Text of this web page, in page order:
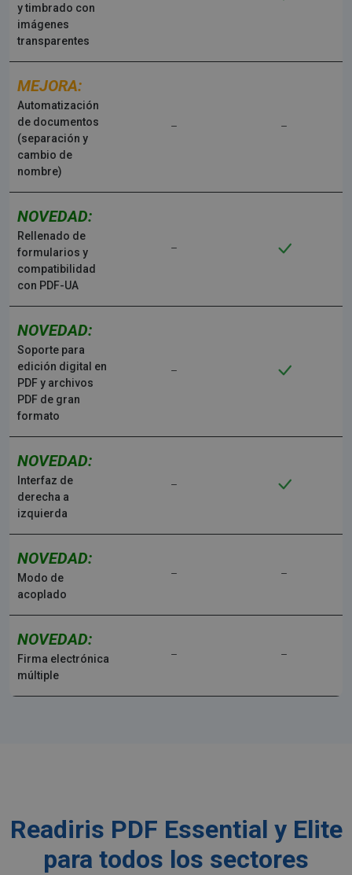
y timbrado con
imágenes
transparentes
MEJORA:
Automatización
de documentos
(separación y
cambio de
nombre)
NOVEDAD:
Rellenado de
formularios y
compatibilidad
con PDF-UA
NOVEDAD:
Soporte para
edición digital en
PDF y archivos
PDF de gran
formato
NOVEDAD:
Interfaz de
derecha a
izquierda
NOVEDAD:
Modo de
acoplado
NOVEDAD:
Firma electrónica
múltiple
Readiris PDF Essential y Elite
para todos los sectores